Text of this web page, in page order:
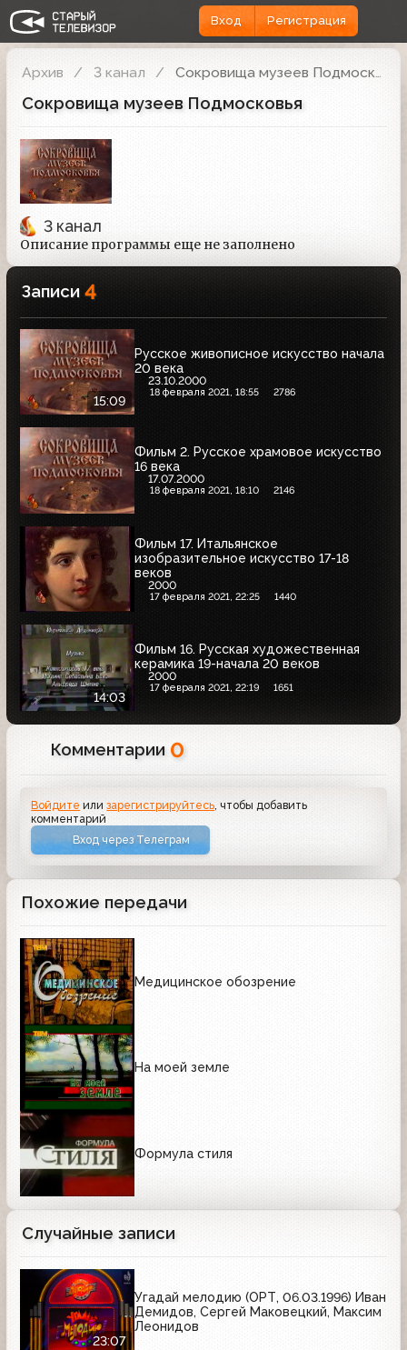
Вход Регистрация
Архив 3 канал Сокровища музеев Подмосковья
Сокровища музеев Подмосковья
3 канал
Описание программы еще не заполнено
Записи 4
15:09
Русское живописное искусство начала
20 века
23.10.2000
18 февраля 2021, 18:55 2786
Фильм 2. Русское храмовое искусство
16 века
17.07.2000
18 февраля 2021, 18:10 2146
Фильм 17. Итальянское
изобразительное искусство 17-18
веков
2000
17 февраля 2021, 22:25 1440
14:03
Фильм 16. Русская художественная
керамика 19-начала 20 веков
2000
17 февраля 2021, 22:19 1651
Комментарии 0
Войдите илизарегистрируйтесь, чтобы добавить
комментарий
Вход через Телеграм
Похожие передачи
Медицинское обозрение
На моей земле
Формула стиля
Случайные записи
23:07
Угадай мелодию (ОРТ, 06.03.1996) Иван
Демидов, Сергей Маковецкий, Максим
Леонидов